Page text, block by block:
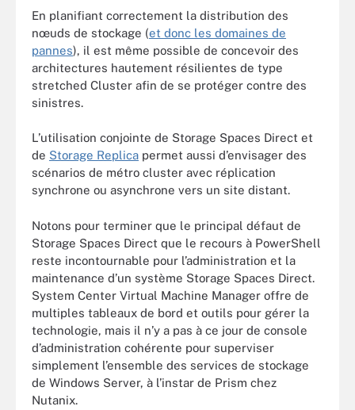
En planifiant correctement la distribution des
nœuds de stockage (et donc les domaines de
pannes), il est même possible de concevoir des
architectures hautement résilientes de type
stretched Cluster afin de se protéger contre des
sinistres.
L’utilisation conjointe de Storage Spaces Direct et
de Storage Replica permet aussi d’envisager des
scénarios de métro cluster avec réplication
synchrone ou asynchrone vers un site distant.
Notons pour terminer que le principal défaut de
Storage Spaces Direct que le recours à PowerShell
reste incontournable pour l’administration et la
maintenance d’un système Storage Spaces Direct.
System Center Virtual Machine Manager offre de
multiples tableaux de bord et outils pour gérer la
technologie, mais il n’y a pas à ce jour de console
d’administration cohérente pour superviser
simplement l’ensemble des services de stockage
de Windows Server, à l’instar de Prism chez
Nutanix.